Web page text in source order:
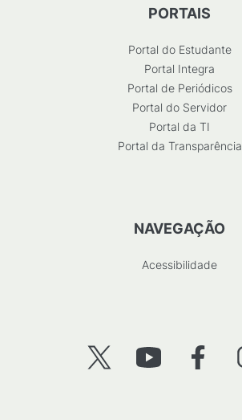
PORTAIS
Portal do Estudante
Portal Integra
Portal de Periódicos
Portal do Servidor
Portal da TI
Portal da Transparência
NAVEGAÇÃO
Acessibilidade